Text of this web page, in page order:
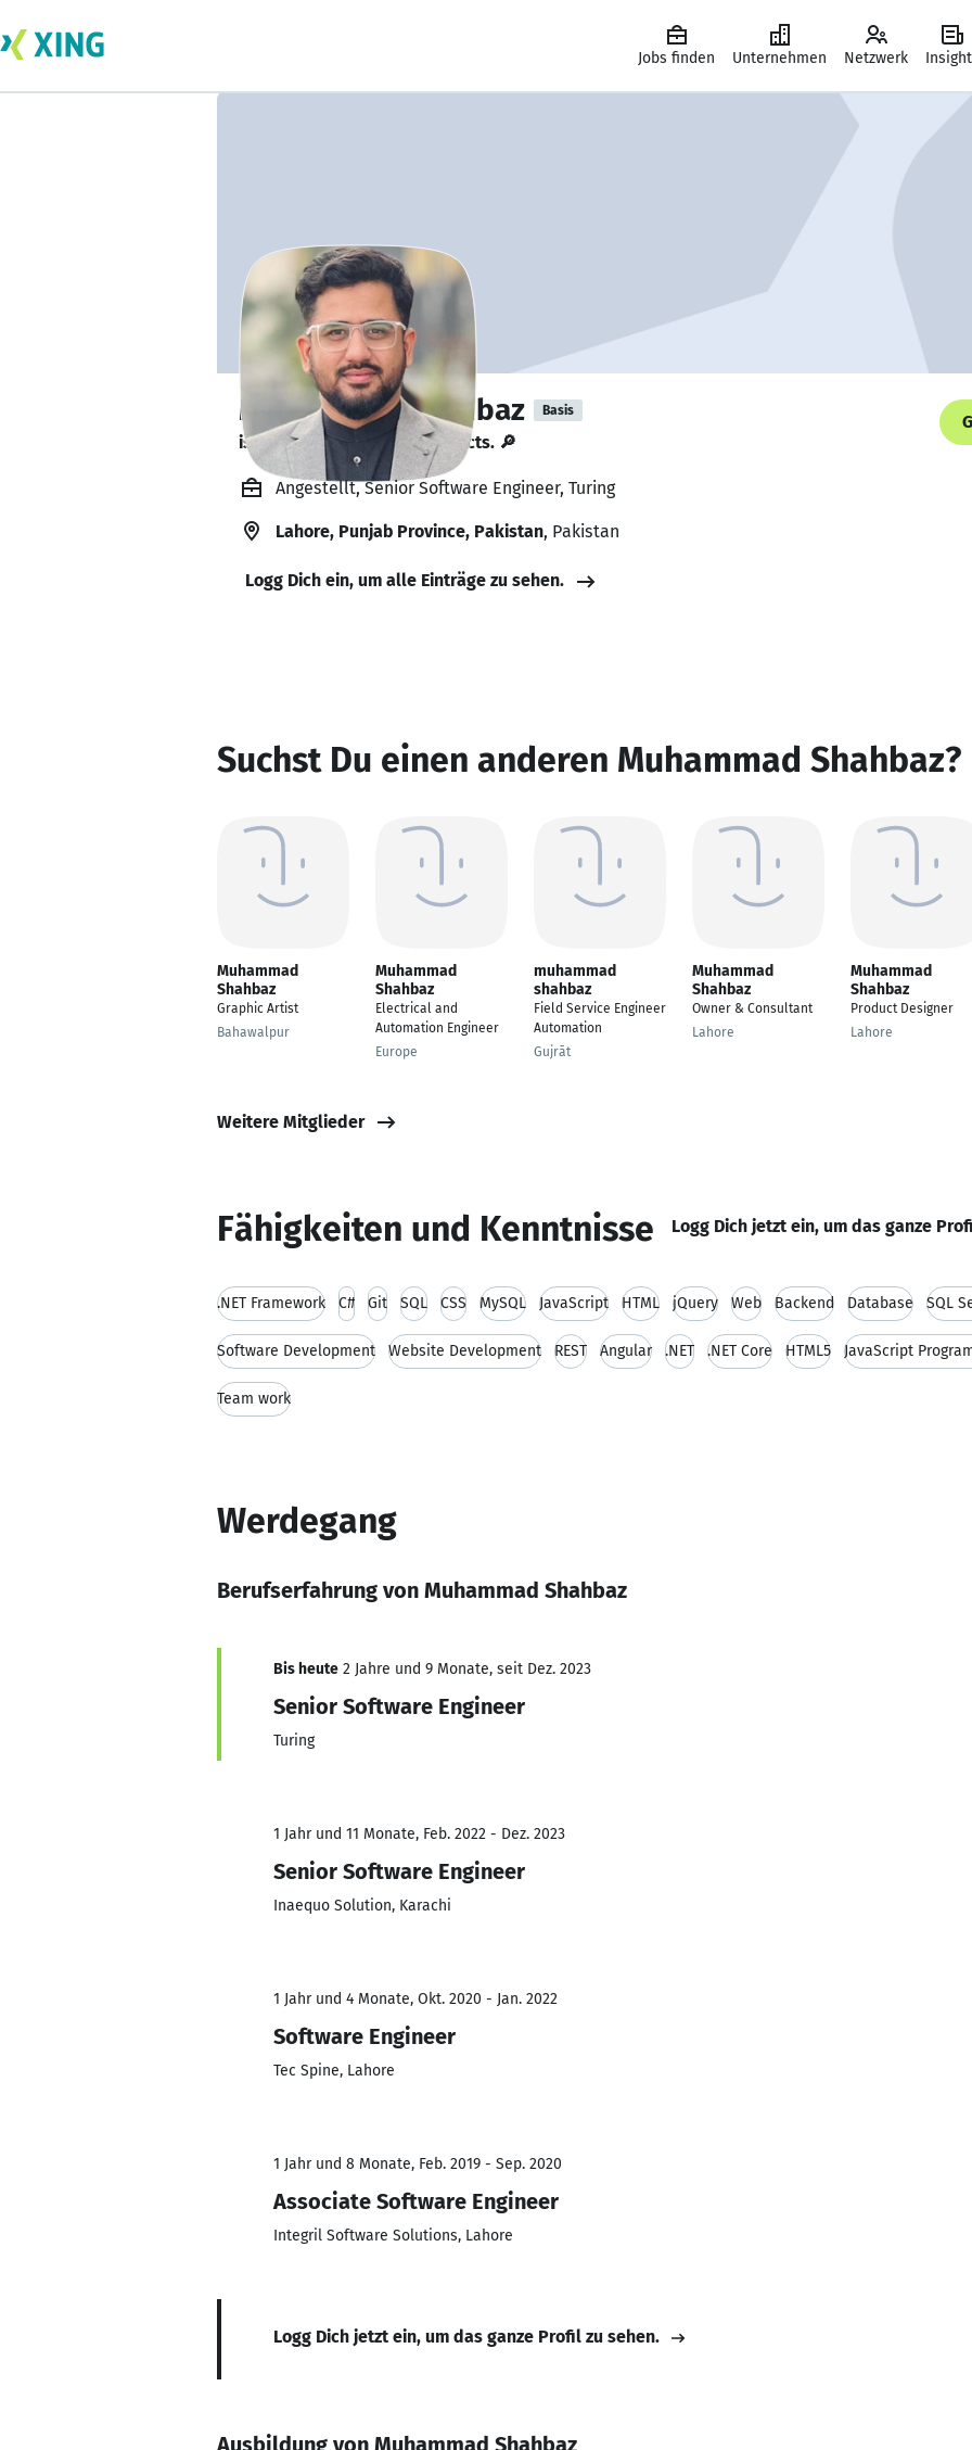
Jobs finden Unternehmen Netzwerk
Muhammad Shahbaz Basis
is looking for freelance projects. 🔎
Angestellt, Senior Software Engineer, Turing
Lahore, Punjab Province, Pakistan, Pakistan
Logg Dich ein, um alle Einträge zu sehen.
Suchst Du einen anderen Muhammad Shahbaz?
Muhammad
Shahbaz
Graphic Artist
Bahawalpur
Muhammad
Shahbaz
Electrical and
Automation Engineer
Europe
muhammad
shahbaz
Field Service Engineer
Automation
Gujrāt
Muhammad
Shahbaz
Owner & Consultant
Lahore
Muhammad
Shahbaz
Product Designer
Lahore
Weitere Mitglieder
Fähigkeiten und Kenntnisse Logg Dich jetzt ein, um das ganze
.NET Framework C# Git SQL CSS MySQL JavaScript HTML jQuery Web Backend Database SQL
Software Development Website Development REST Angular .NET .NET Core HTML5 JavaScript
Team work
Werdegang
Berufserfahrung von Muhammad Shahbaz
Bis heute 2 Jahre und 9 Monate, seit Dez. 2023
Senior Software Engineer
Turing
1 Jahr und 11 Monate, Feb. 2022 - Dez. 2023
Senior Software Engineer
Inaequo Solution, Karachi
1 Jahr und 4 Monate, Okt. 2020 - Jan. 2022
Software Engineer
Tec Spine, Lahore
1 Jahr und 8 Monate, Feb. 2019 - Sep. 2020
Associate Software Engineer
Integril Software Solutions, Lahore
Logg Dich jetzt ein, um das ganze Profil zu sehen.
Ausbildung von Muhammad Shahbaz